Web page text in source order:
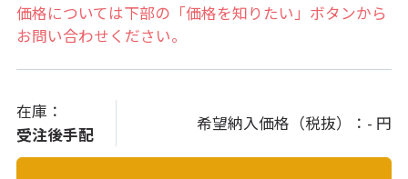
価格については下部の「価格を知りたい」ボタンから
お問い合わせください。
在庫：
受注後手配
希望納入価格（税抜）： - 円